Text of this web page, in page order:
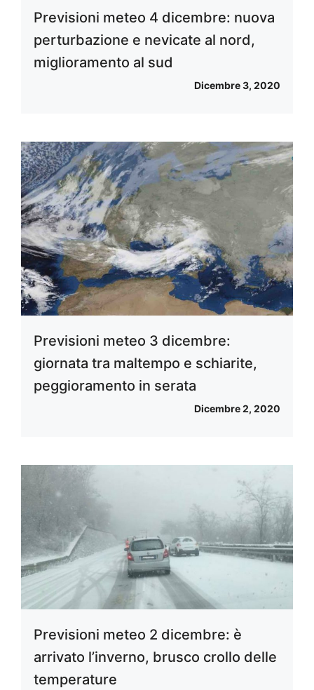
Previsioni meteo 4 dicembre: nuova
perturbazione e nevicate al nord,
miglioramento al sud
Dicembre 3, 2020
Previsioni meteo 3 dicembre:
giornata tra maltempo e schiarite,
peggioramento in serata
Dicembre 2, 2020
Previsioni meteo 2 dicembre: è
arrivato l’inverno, brusco crollo delle
temperature